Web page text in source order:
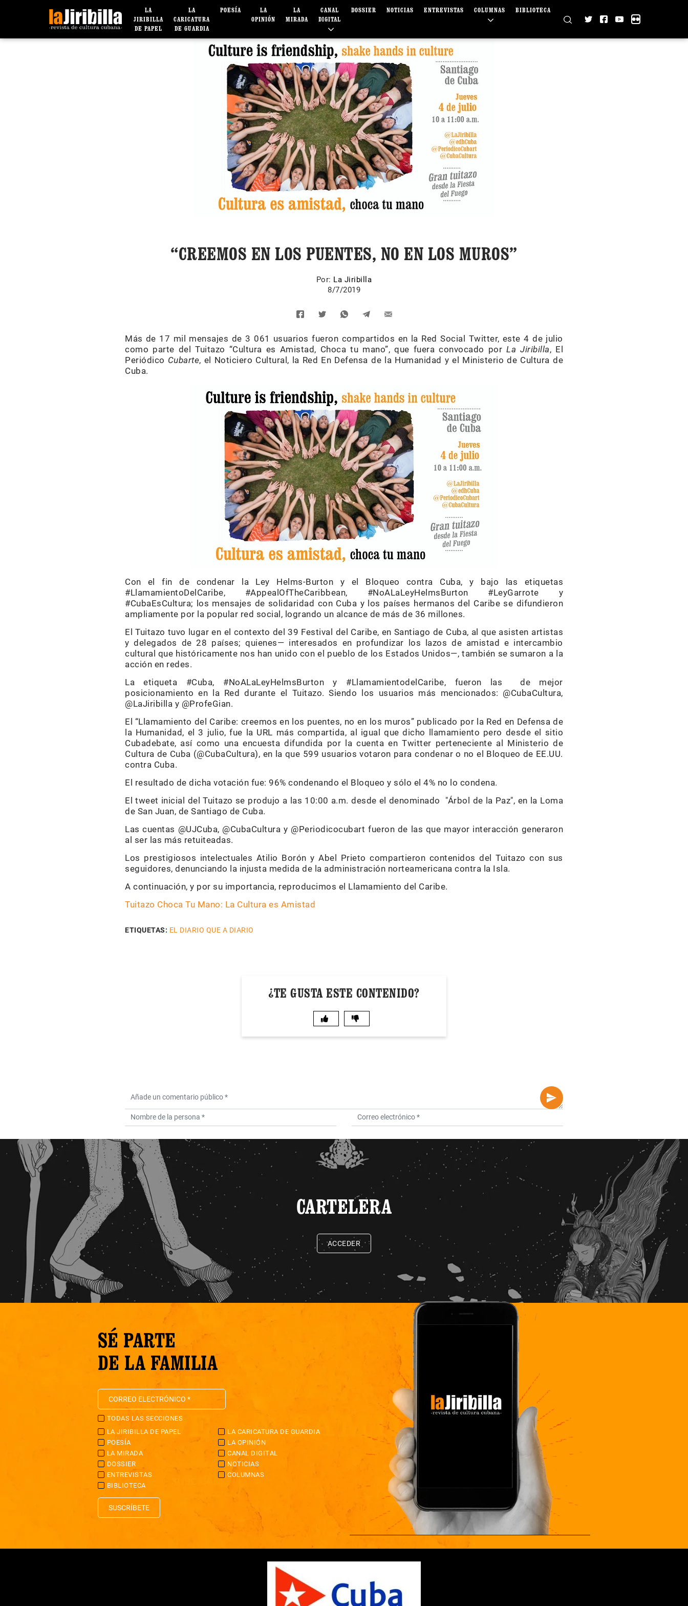
LA
JIRIBILLA
DE PAPEL
LA
CARICATURA
DE GUARDIA
POESÍA
LA
OPINIÓN
LA
MIRADA
CANAL
DIGITAL
DOSSIER NOTICIAS ENTREVISTAS COLUMNAS BIBLIOTECA
“CREEMOS EN LOS PUENTES, NO EN LOS MUROS”
Por: La Jiribilla
8/7/2019
Más de 17 mil mensajes de 3 061 usuarios fueron compartidos en la Red Social Twitter, este 4 de julio
como parte del Tuitazo “Cultura es Amistad, Choca tu mano”, que fuera convocado por La Jiribilla, El
Periódico Cubarte, el Noticiero Cultural, la Red En Defensa de la Humanidad y el Ministerio de Cultura de
Cuba.
Con el fin de condenar la Ley Helms-Burton y el Bloqueo contra Cuba, y bajo las etiquetas
#LlamamientoDelCaribe, #AppealOfTheCaribbean, #NoALaLeyHelmsBurton #LeyGarrote y
#CubaEsCultura; los mensajes de solidaridad con Cuba y los países hermanos del Caribe se difundieron
ampliamente por la popular red social, logrando un alcance de más de 36 millones.
El Tuitazo tuvo lugar en el contexto del 39 Festival del Caribe, en Santiago de Cuba, al que asisten artistas
y delegados de 28 países; quienes— interesados en profundizar los lazos de amistad e intercambio
cultural que históricamente nos han unido con el pueblo de los Estados Unidos—, también se sumaron a la
acción en redes.
La etiqueta #Cuba, #NoALaLeyHelmsBurton y #LlamamientodelCaribe, fueron las de mejor
posicionamiento en la Red durante el Tuitazo. Siendo los usuarios más mencionados: @CubaCultura,
@LaJiribilla y @ProfeGian.
El “Llamamiento del Caribe: creemos en los puentes, no en los muros” publicado por la Red en Defensa de
la Humanidad, el 3 julio, fue la URL más compartida, al igual que dicho llamamiento pero desde el sitio
Cubadebate, así como una encuesta difundida por la cuenta en Twitter perteneciente al Ministerio de
Cultura de Cuba (@CubaCultura), en la que 599 usuarios votaron para condenar o no el Bloqueo de EE.UU.
contra Cuba.
El resultado de dicha votación fue: 96% condenando el Bloqueo y sólo el 4% no lo condena.
El tweet inicial del Tuitazo se produjo a las 10:00 a.m. desde el denominado "Árbol de la Paz", en la Loma
de San Juan, de Santiago de Cuba.
Las cuentas @UJCuba, @CubaCultura y @Periodicocubart fueron de las que mayor interacción generaron
al ser las más retuiteadas.
Los prestigiosos intelectuales Atilio Borón y Abel Prieto compartieron contenidos del Tuitazo con sus
seguidores, denunciando la injusta medida de la administración norteamericana contra la Isla.
A continuación, y por su importancia, reproducimos el Llamamiento del Caribe.
Tuitazo Choca Tu Mano: La Cultura es Amistad
ETIQUETAS: EL DIARIO QUE A DIARIO
¿TE GUSTA ESTE CONTENIDO?
CARTELERA
ACCEDER
SÉ PARTE
DE LA FAMILIA
TODAS LAS SECCIONES
LA JIRIBILLA DE PAPEL
LA CARICATURA DE GUARDIA
POESÍA
LA OPINIÓN
LA MIRADA
CANAL DIGITAL
DOSSIER
NOTICIAS
ENTREVISTAS
COLUMNAS
BIBLIOTECA
SUSCRÍBETE